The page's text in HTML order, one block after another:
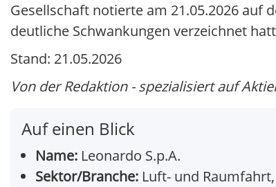
Gesellschaft notierte am 21.05.2026 auf
deutliche Schwankungen verzeichnet
Stand: 21.05.2026
Von der Redaktion - spezialisiert auf
Auf einen Blick
Name: Leonardo S.p.A.
Sektor/Branche: Luft- und